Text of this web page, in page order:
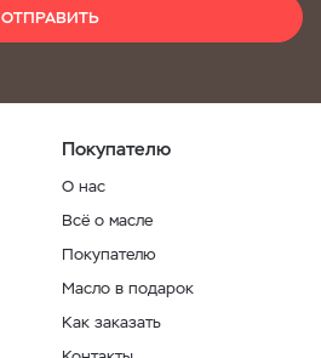
ОТПРАВИТЬ
Покупателю
О нас
Всё о масле
Покупателю
Масло в подарок
Как заказать